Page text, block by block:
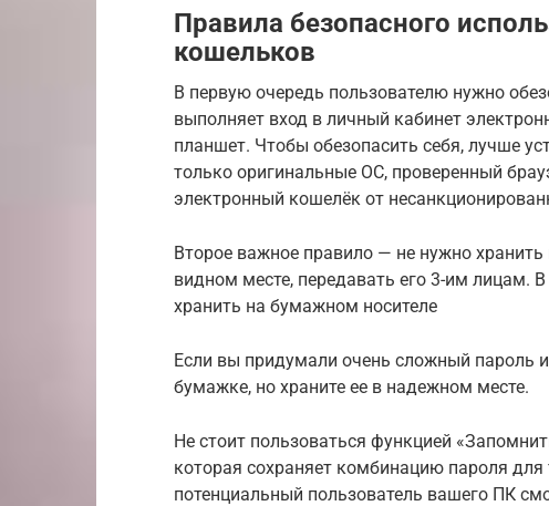
Правила безопасного
кошельков
В первую очередь пользователю нужно
выполняет вход в личный кабинет
планшет. Чтобы обезопасить себя, лучше
только оригинальные ОС, проверенный
электронный кошелёк от
Второе важное правило — не нужно
видном месте, передавать его 3-им лицам.
хранить на бумажном носителе
Если вы придумали очень сложный пароль
бумажке, но храните ее в надежном месте.
Не стоит пользоваться функцией
которая сохраняет комбинацию пароля
потенциальный пользователь вашего ПК